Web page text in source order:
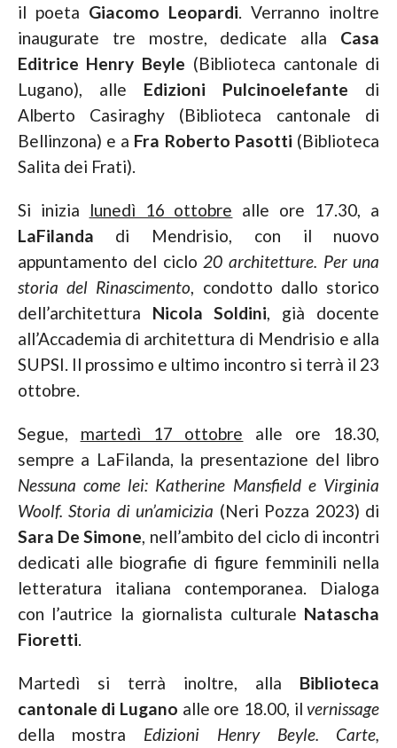
il poeta Giacomo Leopardi. Verranno inoltre
inaugurate tre mostre, dedicate alla Casa
Editrice Henry Beyle (Biblioteca cantonale di
Lugano), alle Edizioni Pulcinoelefante di
Alberto Casiraghy (Biblioteca cantonale di
Bellinzona) e a Fra Roberto Pasotti (Biblioteca
Salita dei Frati).
Si inizia lunedì 16 ottobre alle ore 17.30, a
LaFilanda di Mendrisio, con il nuovo
appuntamento del ciclo 20 architetture. Per una
storia del Rinascimento, condotto dallo storico
dell’architettura Nicola Soldini, già docente
all’Accademia di architettura di Mendrisio e alla
SUPSI. Il prossimo e ultimo incontro si terrà il 23
ottobre.
Segue, martedì 17 ottobre alle ore 18.30,
sempre a LaFilanda, la presentazione del libro
Nessuna come lei: Katherine Mansfield e Virginia
Woolf. Storia di un’amicizia (Neri Pozza 2023) di
Sara De Simone, nell’ambito del ciclo di incontri
dedicati alle biografie di figure femminili nella
letteratura italiana contemporanea. Dialoga
con l’autrice la giornalista culturale Natascha
Fioretti.
Martedì si terrà inoltre, alla Biblioteca
cantonale di Lugano alle ore 18.00, ilvernissage
della mostra Edizioni Henry Beyle. Carte,